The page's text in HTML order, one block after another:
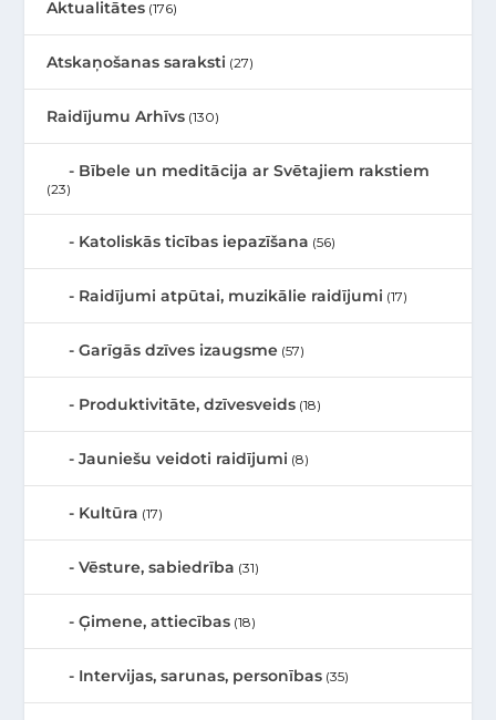
Aktualitātes (176)
Atskaņošanas saraksti (27)
Raidījumu Arhīvs (130)
Bībele un meditācija ar Svētajiem rakstiem
(23)
Katoliskās ticības iepazīšana (56)
Raidījumi atpūtai, muzikālie raidījumi (17)
Garīgās dzīves izaugsme (57)
Produktivitāte, dzīvesveids (18)
Jauniešu veidoti raidījumi (8)
Kultūra (17)
Vēsture, sabiedrība (31)
Ģimene, attiecības (18)
Intervijas, sarunas, personības (35)